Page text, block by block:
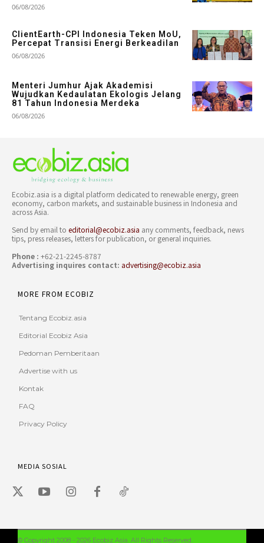
06/08/2026
ClientEarth-CPI Indonesia Teken MoU,
Percepat Transisi Energi Berkeadilan
06/08/2026
Menteri Jumhur Ajak Akademisi
Wujudkan Kedaulatan Ekologis Jelang
81 Tahun Indonesia Merdeka
06/08/2026
Ecobiz.asia is a digital platform dedicated to renewable energy, green
economy, carbon markets, and sustainable business in Indonesia and
across Asia.
Send by email to editorial@ecobiz.asia any comments, feedback, news
tips, press releases, letters for publication, or general inquiries.
Phone : +62-21-2245-8787
Advertising inquires contact: advertising@ecobiz.asia
MORE FROM ECOBIZ
Tentang Ecobiz.asia
Editorial Ecobiz Asia
Pedoman Pemberitaan
Advertise with us
Kontak
FAQ
Privacy Policy
MEDIA SOSIAL
© Copyright 2008 - 2026 Ecobiz Asia. All Rights Reserved.